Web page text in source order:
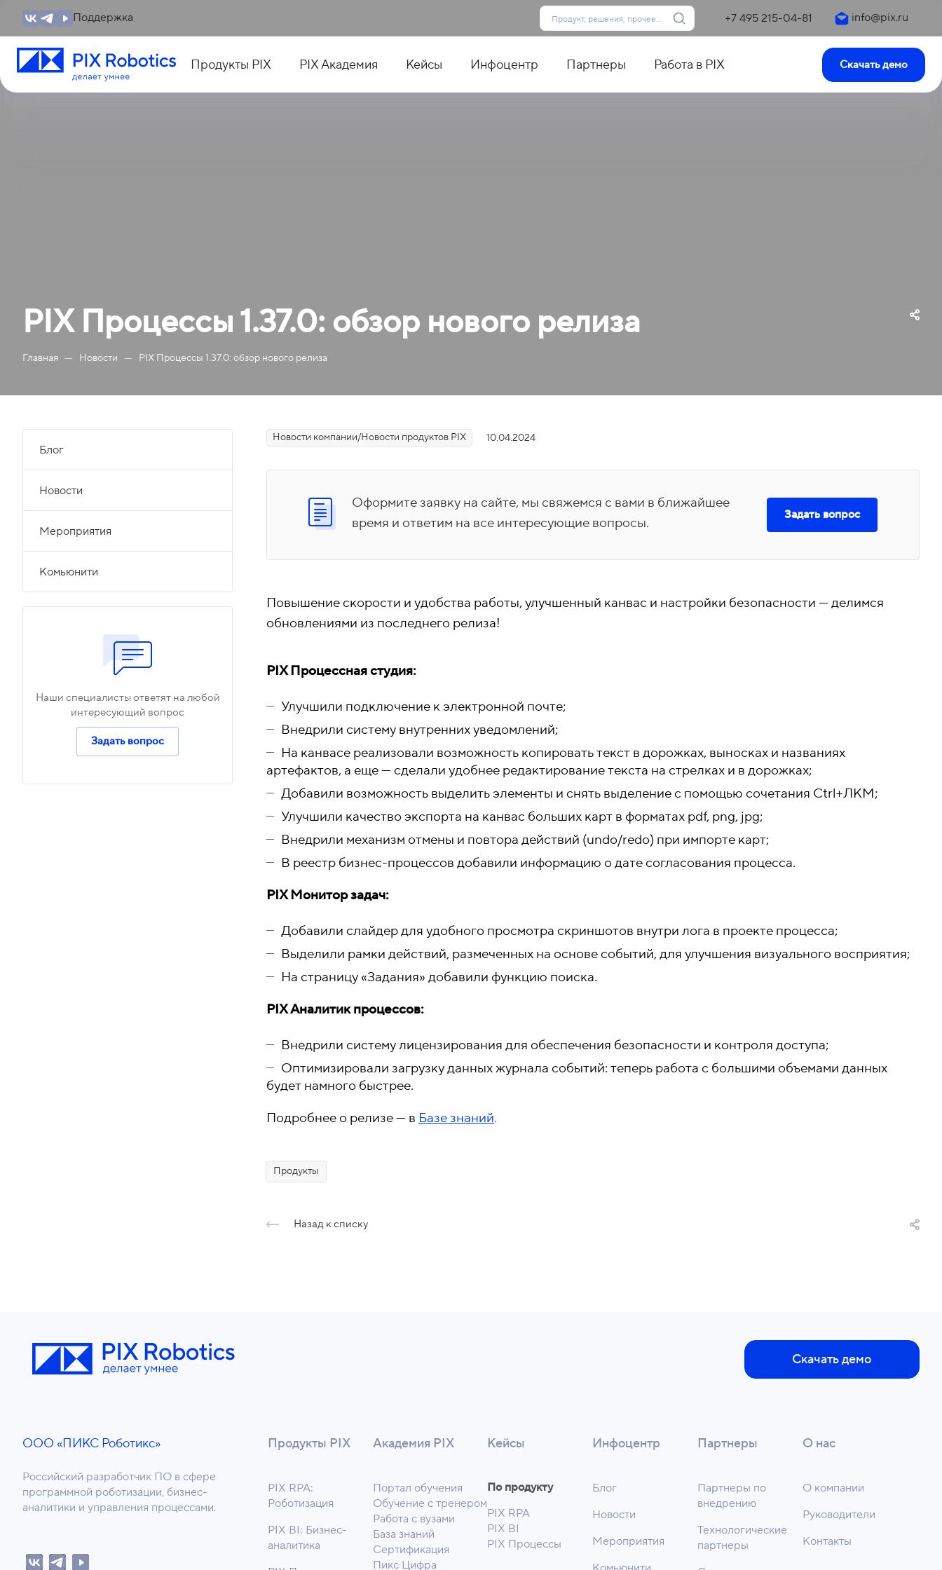
Поддержка +7 495 215-04-81 info@pix.ru
Продукты PIX PIX Академия Кейсы Инфоцентр Партнеры Работа в PIX Скачать демо
PIX Процессы 1.37.0: обзор нового релиза
Главная — Новости — PIX Процессы 1.37.0: обзор нового релиза
Новости компании/Новости продуктов PIX 10.04.2024
Оформите заявку на сайте, мы свяжемся с вами в ближайшее
время и ответим на все интересующие вопросы.
Задать вопрос
Повышение скорости и удобства работы, улучшенный канвас и настройки безопасности — делимся
обновлениями из последнего релиза!
PIX Процессная студия:
Улучшили подключение к электронной почте;
Внедрили систему внутренних уведомлений;
На канвасе реализовали возможность копировать текст в дорожках, выносках и названиях
артефактов, а еще — сделали удобнее редактирование текста на стрелках и в дорожках;
Добавили возможность выделить элементы и снять выделение с помощью сочетания Ctrl+ЛКМ;
Улучшили качество экспорта на канвас больших карт в форматах pdf, png, jpg;
Внедрили механизм отмены и повтора действий (undo/redo) при импорте карт;
В реестр бизнес-процессов добавили информацию о дате согласования процесса.
PIX Монитор задач:
Добавили слайдер для удобного просмотра скриншотов внутри лога в проекте процесса;
Выделили рамки действий, размеченных на основе событий, для улучшения визуального восприятия;
На страницу «Задания» добавили функцию поиска.
PIX Аналитик процессов:
Внедрили систему лицензирования для обеспечения безопасности и контроля доступа;
Оптимизировали загрузку данных журнала событий: теперь работа с большими объемами данных
будет намного быстрее.
Подробнее о релизе — в Базе знаний.
Продукты
Назад к списку
Блог
Новости
Мероприятия
Комьюнити
Наши специалисты ответят на любой
интересующий вопрос
Задать вопрос
ООО «ПИКС Роботикс»
Российский разработчик ПО в сфере
программной роботизации, бизнес-
аналитики и управления процессами.
Скачать демо
Продукты PIX
PIX RPA:
Роботизация
PIX BI: Бизнес-
аналитика
Академия PIX
Портал обучения
Обучение с тренером
Работа с вузами
База знаний
Сертификация
Пикс Цифра
Кейсы
По продукту
PIX RPA
PIX BI
PIX Процессы
Инфоцентр
Блог
Новости
Мероприятия
Партнеры
Партнеры по
внедрению
Технологические
партнеры
О нас
О компании
Руководители
Контакты